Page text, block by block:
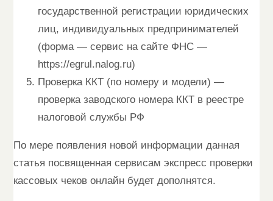
государственной регистрации юридических
лиц, индивидуальных предпринимателей
(форма — сервис на сайте ФНС —
https://egrul.nalog.ru)
Проверка ККТ (по номеру и модели) —
проверка заводского номера ККТ в реестре
налоговой службы РФ
По мере появления новой информации данная
статья посвященная сервисам экспресс проверки
кассовых чеков онлайн будет дополнятся.